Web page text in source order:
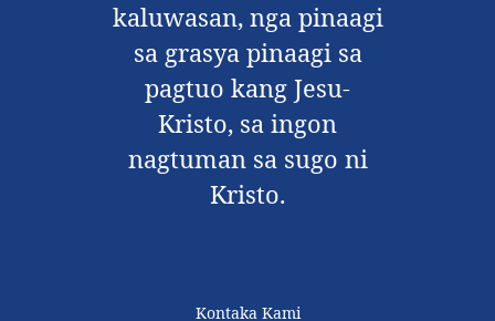
kaluwasan, nga pinaagi
sa grasya pinaagi sa
pagtuo kang Jesu-
Kristo, sa ingon
nagtuman sa sugo ni
Kristo.
Kontaka Kami